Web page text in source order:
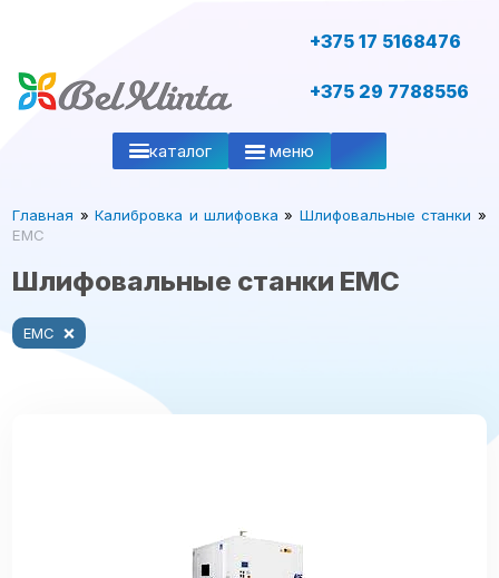
+375 17 5168476
+375 29 7788556
каталог меню
Главная » Калибровка и шлифовка » Шлифовальные станки »
EMC
Шлифовальные станки EMC
EMC